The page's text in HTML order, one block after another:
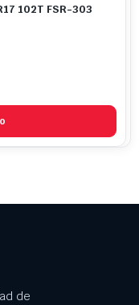
102T FSR-303
de